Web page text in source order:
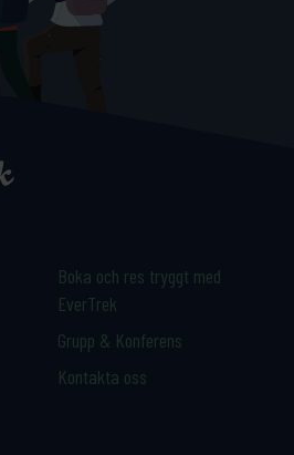
Boka och res tryggt med
EverTrek
Grupp & Konferens
Kontakta oss